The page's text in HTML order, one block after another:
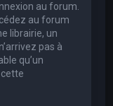
au forum.
au forum
librairie, un
pas à
qu’un